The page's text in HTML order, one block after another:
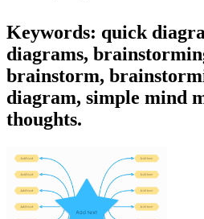
Keywords: quick
diagrams,
brainstorm,
diagram, simple mind
thoughts.